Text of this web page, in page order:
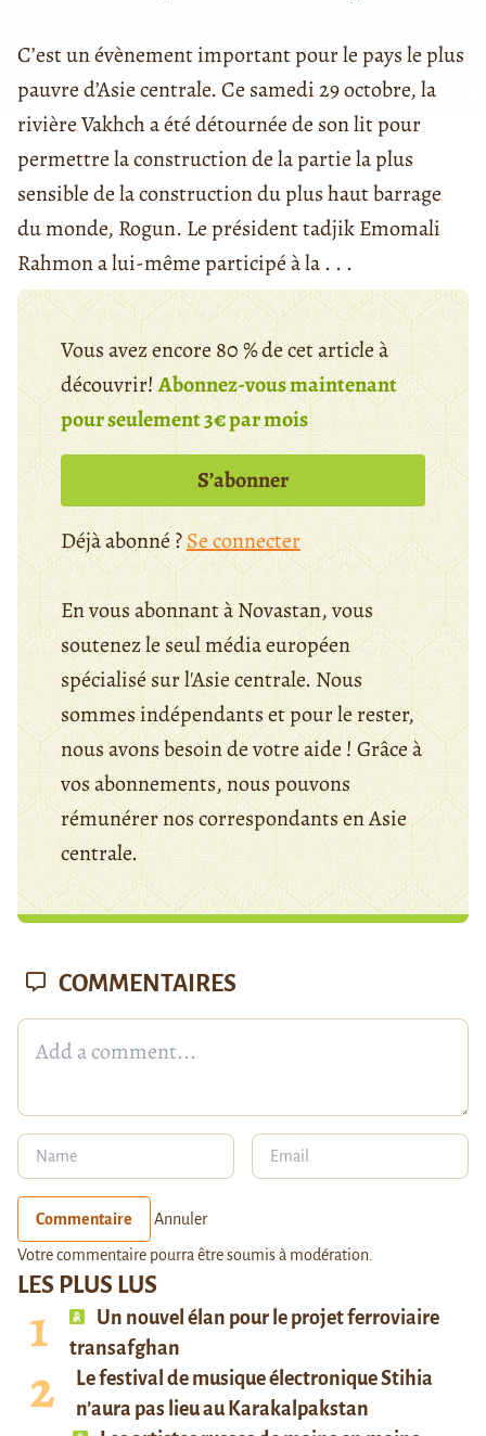
C’est un évènement important pour le pays le plus
pauvre d’Asie centrale. Ce samedi 29 octobre, la
rivière Vakhch a été détournée de son lit pour
permettre la construction de la partie la plus
sensible de la construction du plus haut barrage
du monde, Rogun. Le président tadjik Emomali
Rahmon a lui-même participé à la . . .
Vous avez encore 80 % de cet article à
découvrir!Abonnez-vous maintenant
pour seulement 3€ par mois
S’abonner
Déjà abonné ?Se connecter
En vous abonnant à Novastan, vous
soutenez le seul média européen
spécialisé sur l'Asie centrale. Nous
sommes indépendants et pour le rester,
nous avons besoin de votre aide ! Grâce à
vos abonnements, nous pouvons
rémunérer nos correspondants en Asie
centrale.
LES PLUS LUS
Un nouvel élan pour le projet ferroviaire
transafghan
Le festival de musique électronique Stihia
n’aura pas lieu au Karakalpakstan
COMMENTAIRES
Commentaire Annuler
Votre commentaire pourra être soumis à modération.